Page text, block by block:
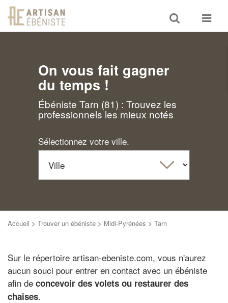
Toggle
search
Toggle
On vous fait gagner
du temps !
Ébéniste Tarn (81) : Trouvez les
professionnels les mieux notés
Sélectionnez votre ville.
Accueil > Trouver un ébéniste > Midi-Pyrénées > Tarn
Sur le répertoire artisan-ebeniste.com, vous n'aurez
aucun souci pour entrer en contact avec un ébéniste
afin de concevoir des volets ou restaurer des
chaises.